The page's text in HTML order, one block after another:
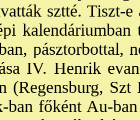
sztté. Tiszt-
kalendáriumban
pásztorbottal,
IV. Henrik
(Regensburg,
ban főként Au-